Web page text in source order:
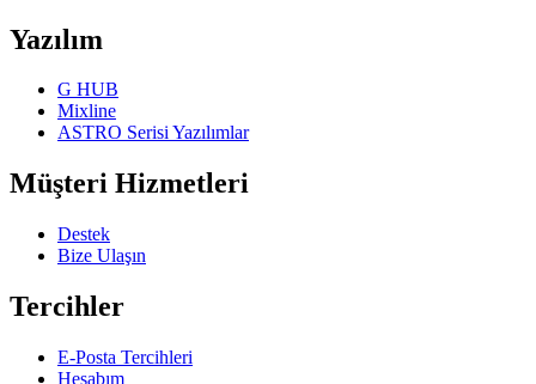
Yazılım
G HUB
Mixline
ASTRO Serisi Yazılımlar
Müşteri Hizmetleri
Destek
Bize Ulaşın
Tercihler
E-Posta Tercihleri
Hesabım